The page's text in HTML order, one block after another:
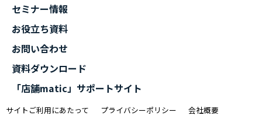
セミナー情報
お役立ち資料
お問い合わせ
資料ダウンロード
「店舗matic」サポートサイト
サイトご利用にあたって プライバシーポリシー 会社概要